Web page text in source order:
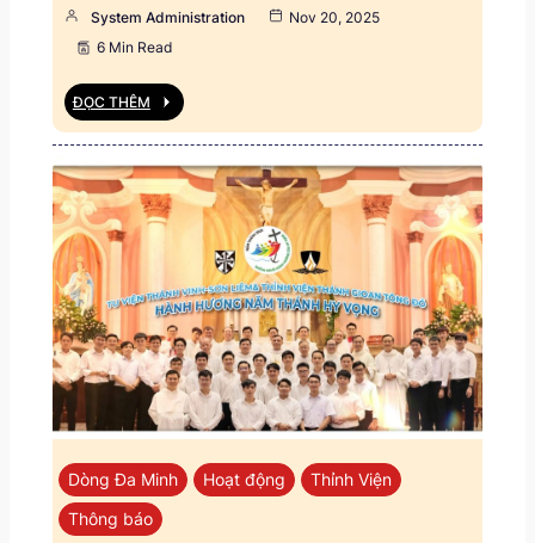
System Administration
Nov 20, 2025
6 Min Read
ĐỌC THÊM
Dòng Đa Minh Hoạt động
Thỉnh Viện
Thông báo